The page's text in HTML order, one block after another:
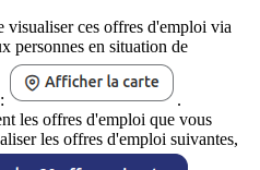
visualiser ces offres d'emploi via
personnes en situation de
.
les offres d'emploi que vous
les offres d'emploi suivantes,